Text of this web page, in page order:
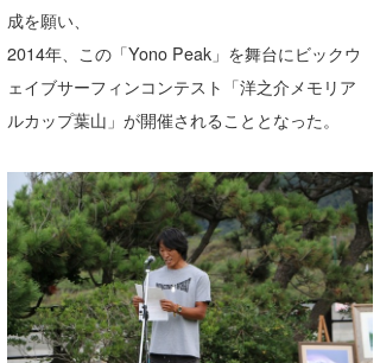
成を願い、
2014年、この「Yono Peak」を舞台にビックウ
ェイブサーフィンコンテスト「洋之介メモリア
ルカップ葉山」が開催されることとなった。
ハンマー
三輪予報士
小川予報士
上田純子
上條将美
唐澤予報士